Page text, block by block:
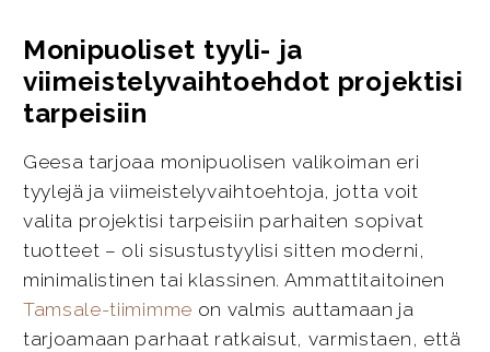
Monipuoliset tyyli- ja
viimeistelyvaihtoehdot projektisi
tarpeisiin
Geesa tarjoaa monipuolisen valikoiman eri
tyylejä ja viimeistelyvaihtoehtoja, jotta voit
valita projektisi tarpeisiin parhaiten sopivat
tuotteet – oli sisustustyylisi sitten moderni,
minimalistinen tai klassinen. Ammattitaitoinen
Tamsale-tiimimme on valmis auttamaan ja
tarjoamaan parhaat ratkaisut, varmistaen, että